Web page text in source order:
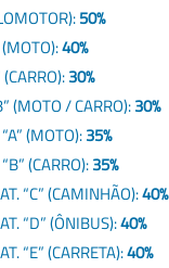
50%
(MOTO):40%
30%
(MOTO / CARRO):30%
(MOTO):35%
(CARRO):35%
“C” (CAMINHÃO):40%
“D” (ÔNIBUS):40%
“E” (CARRETA):40%